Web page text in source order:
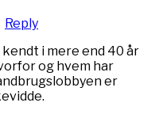
Reply
i mere end 40 år
og hvem har
er